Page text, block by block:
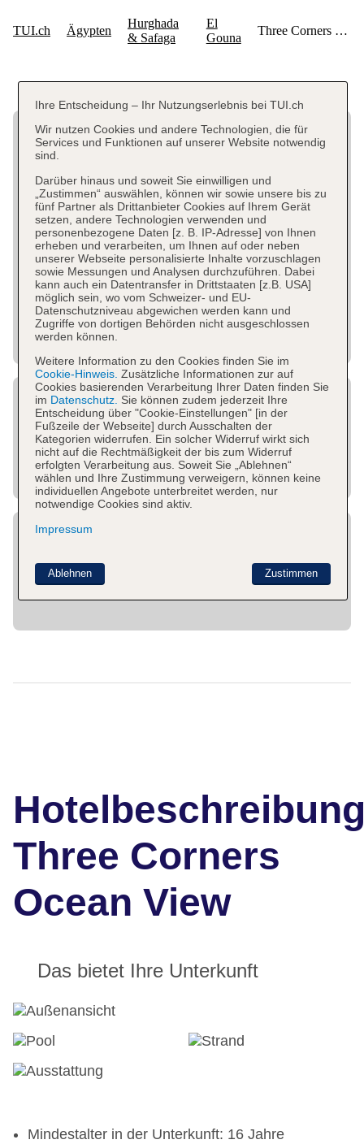
Three Corners
Ocean View
Das bietet Ihre Unterkunft
Mindestalter in der Unterkunft: 16 Jahre
Ihre Entscheidung – Ihr Nutzungserlebnis bei TUI.ch
Wir nutzen Cookies und andere Technologien, die für
Services und Funktionen auf unserer Website notwendig
sind.
Darüber hinaus und soweit Sie einwilligen und
„Zustimmen“ auswählen, können wir sowie unsere bis zu
fünf Partner als Drittanbieter Cookies auf Ihrem Gerät
setzen, andere Technologien verwenden und
personenbezogene Daten [z. B. IP-Adresse] von Ihnen
erheben und verarbeiten, um Ihnen auf oder neben
unserer Webseite personalisierte Inhalte vorzuschlagen
sowie Messungen und Analysen durchzuführen. Dabei
kann auch ein Datentransfer in Drittstaaten [z.B. USA]
möglich sein, wo vom Schweizer- und EU-
Datenschutzniveau abgewichen werden kann und
Zugriffe von dortigen Behörden nicht ausgeschlossen
werden können.
Weitere Information zu den Cookies finden Sie im
Cookie-Hinweis. Zusätzliche Informationen zur auf
Cookies basierenden Verarbeitung Ihrer Daten finden Sie
im Datenschutz. Sie können zudem jederzeit Ihre
Entscheidung über "Cookie-Einstellungen" [in der
Fußzeile der Webseite] durch Ausschalten der
Kategorien widerrufen. Ein solcher Widerruf wirkt sich
nicht auf die Rechtmäßigkeit der bis zum Widerruf
erfolgten Verarbeitung aus. Soweit Sie „Ablehnen“
wählen und Ihre Zustimmung verweigern, können keine
individuellen Angebote unterbreitet werden, nur
notwendige Cookies sind aktiv.
Impressum
Zustimmen
Ablehnen